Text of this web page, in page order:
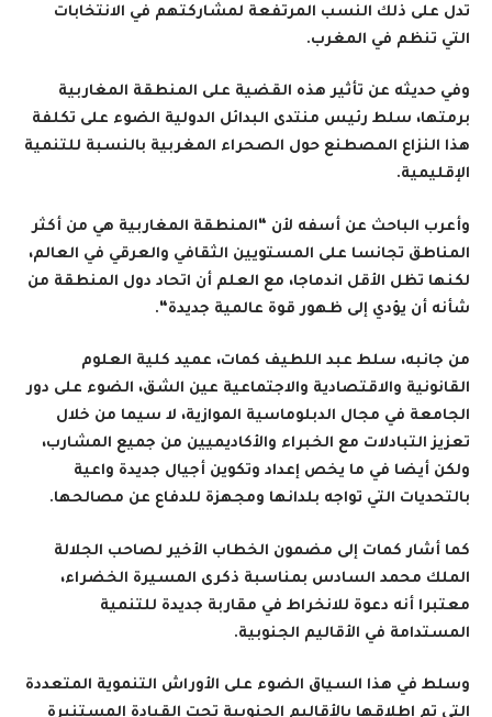
تدل على ذلك النسب المرتفعة لمشاركتهم في الانتخابات
التي تنظم في المغرب.
وفي حديثه عن تأثير هذه القضية على المنطقة المغاربية
برمتها، سلط رئيس منتدى البدائل الدولية الضوء على تكلفة
هذا النزاع المصطنع حول الصحراء المغربية بالنسبة للتنمية
الإقليمية.
وأعرب الباحث عن أسفه لأن “المنطقة المغاربية هي من أكثر
المناطق تجانسا على المستويين الثقافي والعرقي في العالم،
لكنها تظل الأقل اندماجا، مع العلم أن اتحاد دول المنطقة من
شأنه أن يؤدي إلى ظهور قوة عالمية جديدة“.
من جانبه، سلط عبد اللطيف كمات، عميد كلية العلوم
القانونية والاقتصادية والاجتماعية عين الشق، الضوء على دور
الجامعة في مجال الدبلوماسية الموازية، لا سيما من خلال
تعزيز التبادلات مع الخبراء والأكاديميين من جميع المشارب،
ولكن أيضا في ما يخص إعداد وتكوين أجيال جديدة واعية
بالتحديات التي تواجه بلدانها ومجهزة للدفاع عن مصالحها.
كما أشار كمات إلى مضمون الخطاب الأخير لصاحب الجلالة
الملك محمد السادس بمناسبة ذكرى المسيرة الخضراء،
معتبرا أنه دعوة للانخراط في مقاربة جديدة للتنمية
المستدامة في الأقاليم الجنوبية.
وسلط في هذا السياق الضوء على الأوراش التنموية المتعددة
التي تم إطلاقها بالأقاليم الجنوبية تحت القيادة المستنيرة